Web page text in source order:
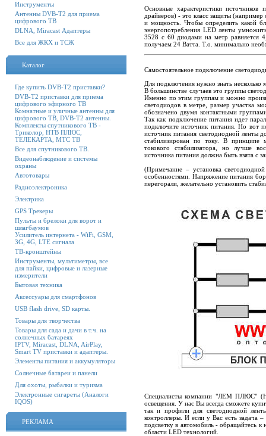
Инструменты
Антенны DVB-T2 для приема
цифрового ТВ
DLNA, Miracast Адаптеры
Все для ЖКХ и ТСЖ
Каталог
Где купить DVB-T2 приставки?
DVB-T2 приставки для приема
цифрового эфирного ТВ
Комнатные и уличные антенны для
цифрового ТВ, DVB-T2 антенны.
Комплекты спутникового ТВ -
Триколор, НТВ ПЛЮС,
ТЕЛЕКАРТА, МТС ТВ
Все для спутникового ТВ.
Видеонаблюдение и системы
охраны
Автотовары
Радиоэлектроника
Электрика
GPS Трекеры
Пульты и брелоки для ворот и
шлагбаумов
Усилитель интернета - WiFi, GSM,
3G, 4G, LTE сигнала
ТВ-кронштейны
Инструменты, мультиметры, все
для пайки, цифровые и лазерные
измерители
Бытовая техника
Аксессуары для смартфонов
USB flash drive, SD карты.
Товары для творчества
Товары для сада и дачи в т.ч. на
солнечных батареях
IPTV, Miracast, DLNA, AirPlay,
Smart TV приставки и адаптеры.
Элементы питания и аккумуляторы
Солнечные батареи и панели
Для охоты, рыбалки и туризма
Электронные сигареты (Аналоги
IQOS)
РЕКЛАМА
Основные характеристики
драйверов) - это класс защиты
и мощность. Чтобы определить какой
энергопотребления LED ленты
3528 с 60 диодами на метр
получаем 24 Ватта. Т.о. минимально
Самостоятельное подключение
Для подключения нужно знать несколько
В большинстве случаев это группы
Именно по этим группам и можно
светодиодов в метре, размер участка
обозначено двумя контактными
Так как подключение питания идет
подключите источник питания. Но вот
источник питания светодиодной ленты
стабилизирован по току. В принципе
токового стабилизатора, но лучше
источника питания должна быть взята с
(Примечание – установка
особенностями. Напряжение питания
перегорали, желательно установить
Специалисты компании "ЛЕМ ПЛЮС"
освещения. У нас Вы всегда сможете
так и профили для светодиодной
контроллеры. И если у Вас есть задача
подсветку в автомобиль - обращайтесь
области LED технологий.